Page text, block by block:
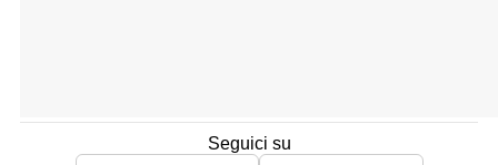
Seguici su